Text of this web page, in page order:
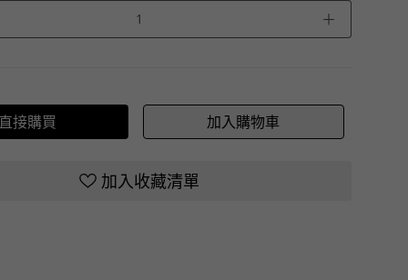
＋
接購買 加入購物車
加入收藏清單